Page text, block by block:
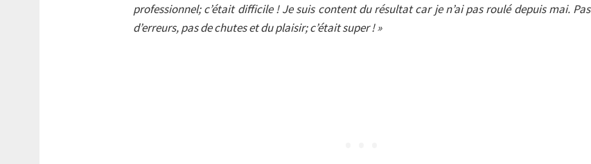
professionnel; c’était difficile ! Je suis content du résultat car je n’ai pas roulé depuis mai. Pas
d’erreurs, pas de chutes et du plaisir; c’était super ! »